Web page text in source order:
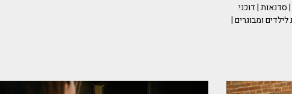
| דוכני
ומבוגרים |